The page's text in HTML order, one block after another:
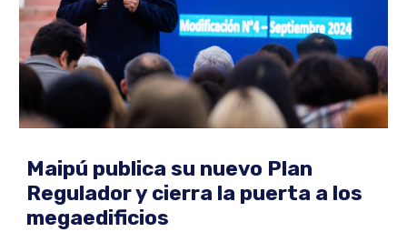
Maipú publica su nuevo Plan
Regulador y cierra la puerta a los
megaedificios